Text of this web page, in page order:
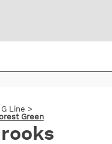
Line >
Green